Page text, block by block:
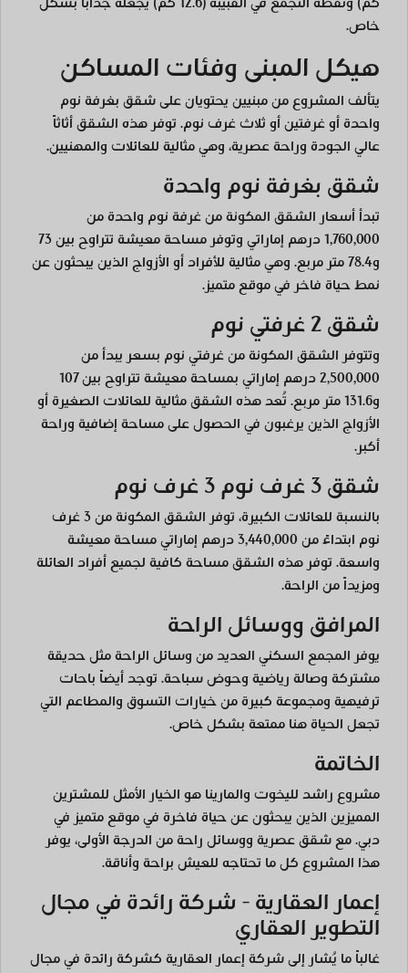
خاص.
هيكل المبنى وفئات المساكن
يتألف المشروع من مبنيين يحتويان على شقق بغرفة نوم
واحدة أو غرفتين أو ثلاث غرف نوم. توفر هذه الشقق أثاثاً
عالي الجودة وراحة عصرية، وهي مثالية للعائلات والمهنيين.
شقق بغرفة نوم واحدة
تبدأ أسعار الشقق المكونة من غرفة نوم واحدة من
1,760,000 درهم إماراتي وتوفر مساحة معيشة تتراوح بين 73
و78.4 متر مربع. وهي مثالية للأفراد أو الأزواج الذين يبحثون عن
نمط حياة فاخر في موقع متميز.
شقق 2 غرفتي نوم
وتتوفر الشقق المكونة من غرفتي نوم بسعر يبدأ من
2,500,000 درهم إماراتي بمساحة معيشة تتراوح بين 107
و131.6 متر مربع. تُعد هذه الشقق مثالية للعائلات الصغيرة أو
الأزواج الذين يرغبون في الحصول على مساحة إضافية وراحة
أكبر.
شقق 3 غرف نوم 3 غرف نوم
بالنسبة للعائلات الكبيرة، توفر الشقق المكونة من 3 غرف
نوم ابتداءً من 3,440,000 درهم إماراتي مساحة معيشة
واسعة. توفر هذه الشقق مساحة كافية لجميع أفراد العائلة
ومزيداً من الراحة.
المرافق ووسائل الراحة
يوفر المجمع السكني العديد من وسائل الراحة مثل حديقة
مشتركة وصالة رياضية وحوض سباحة. توجد أيضاً باحات
ترفيهية ومجموعة كبيرة من خيارات التسوق والمطاعم التي
تجعل الحياة هنا ممتعة بشكل خاص.
الخاتمة
مشروع راشد لليخوت والمارينا هو الخيار الأمثل للمشترين
المميزين الذين يبحثون عن حياة فاخرة في موقع متميز في
دبي. مع شقق عصرية ووسائل راحة من الدرجة الأولى، يوفر
هذا المشروع كل ما تحتاجه للعيش براحة وأناقة.
إعمار العقارية - شركة رائدة في مجال
التطوير العقاري
غالباً ما يُشار إلى شركة إعمار العقارية كشركة رائدة في مجال